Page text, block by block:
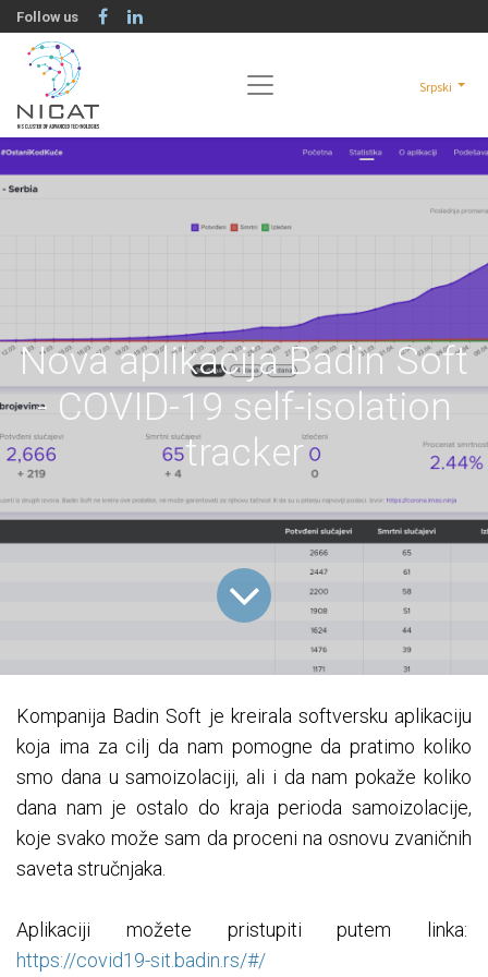
Follow us
Srpski
Nova aplikacija Badin Soft
- COVID-19 self-isolation
tracker
Kompanija Badin Soft je kreirala softversku aplikaciju
koja ima za cilj da nam pomogne da pratimo koliko
smo dana u samoizolaciji, ali i da nam pokaže koliko
dana nam je ostalo do kraja perioda samoizolacije,
koje svako može sam da proceni na osnovu zvaničnih
saveta stručnjaka.
Aplikaciji možete pristupiti putem linka:
https://covid19-sit.badin.rs/#/